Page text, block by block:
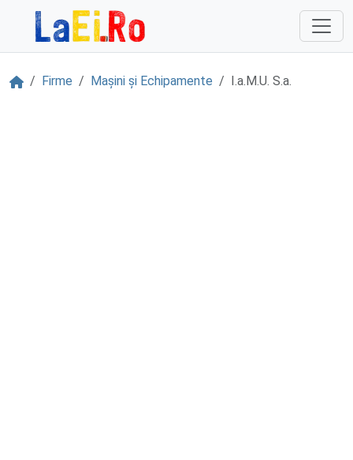
Sari la continut
AcasăFirme Mașini și Echipamente I.a.M.U. S.a.